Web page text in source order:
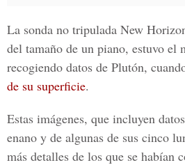
La sonda no tripulada New
del tamaño de un piano, estuvo el
recogiendo datos de Plutón,
de su superficie.
Estas imágenes, que incluyen
enano y de algunas de sus cinco
más detalles de los que se habían